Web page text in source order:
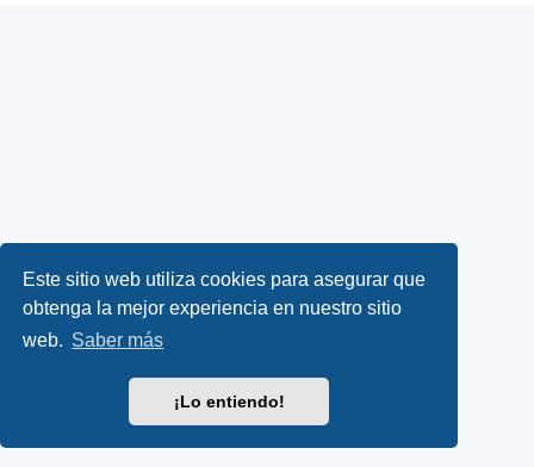
Este sitio web utiliza cookies para asegurar que
obtenga la mejor experiencia en nuestro sitio
web. Saber más
¡Lo entiendo!